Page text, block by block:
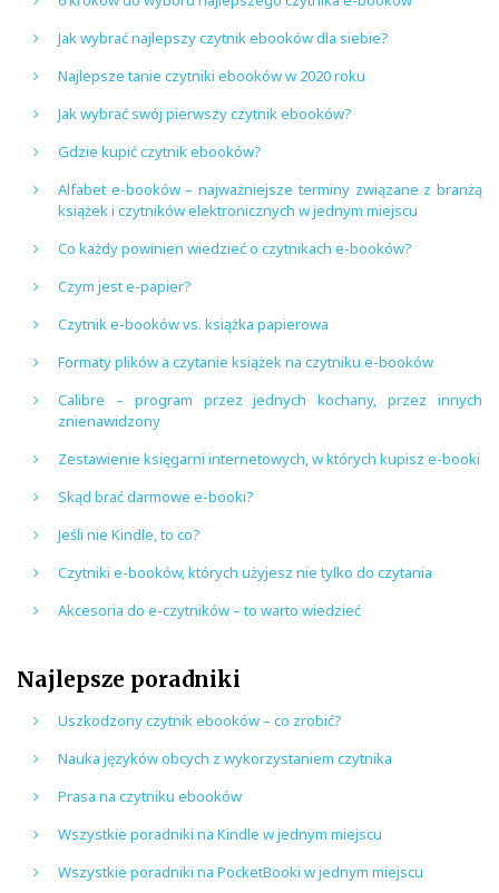
Jak wybrać najlepszy czytnik ebooków dla siebie?
Najlepsze tanie czytniki ebooków w 2020 roku
Jak wybrać swój pierwszy czytnik ebooków?
Gdzie kupić czytnik ebooków?
Alfabet e-booków – najważniejsze terminy związane z branżą
książek i czytników elektronicznych w jednym miejscu
Co każdy powinien wiedzieć o czytnikach e-booków?
Czym jest e-papier?
Czytnik e-booków vs. książka papierowa
Formaty plików a czytanie książek na czytniku e-booków
Calibre – program przez jednych kochany, przez innych
znienawidzony
Zestawienie księgarni internetowych, w których kupisz e-booki
Skąd brać darmowe e-booki?
Jeśli nie Kindle, to co?
Czytniki e-booków, których użyjesz nie tylko do czytania
Akcesoria do e-czytników – to warto wiedzieć
Najlepsze poradniki
Uszkodzony czytnik ebooków – co zrobić?
Nauka języków obcych z wykorzystaniem czytnika
Prasa na czytniku ebooków
Wszystkie poradniki na Kindle w jednym miejscu
Wszystkie poradniki na PocketBooki w jednym miejscu